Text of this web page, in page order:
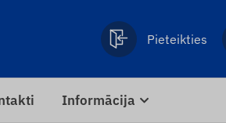
Pieteikties
Informācija